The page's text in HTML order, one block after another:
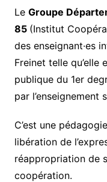
Le Groupe
85 (Institut
des enseignant·es
Freinet telle qu’elle
publique du 1er
par l’enseignement
C’est une
libération de
réappropriation de
coopération.